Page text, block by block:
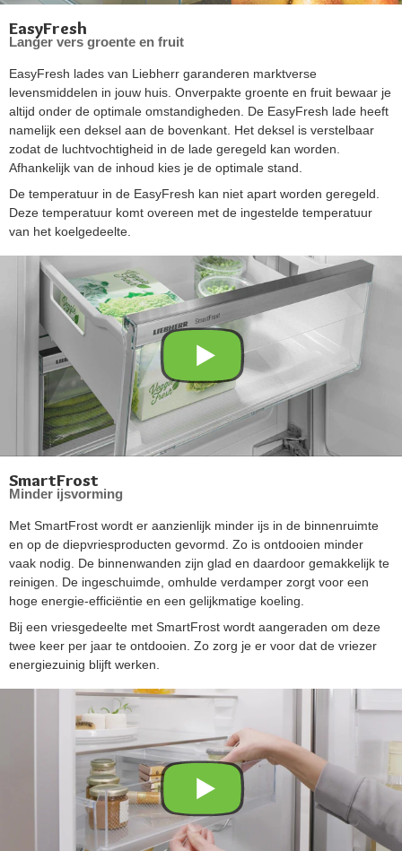
EasyFresh
Langer vers groente en fruit
EasyFresh lades van Liebherr garanderen marktverse
levensmiddelen in jouw huis. Onverpakte groente en fruit bewaar je
altijd onder de optimale omstandigheden. De EasyFresh lade heeft
namelijk een deksel aan de bovenkant. Het deksel is verstelbaar
zodat de luchtvochtigheid in de lade geregeld kan worden.
Afhankelijk van de inhoud kies je de optimale stand.
De temperatuur in de EasyFresh kan niet apart worden geregeld.
Deze temperatuur komt overeen met de ingestelde temperatuur
van het koelgedeelte.
SmartFrost
Minder ijsvorming
Met SmartFrost wordt er aanzienlijk minder ijs in de binnenruimte
en op de diepvriesproducten gevormd. Zo is ontdooien minder
vaak nodig. De binnenwanden zijn glad en daardoor gemakkelijk te
reinigen. De ingeschuimde, omhulde verdamper zorgt voor een
hoge energie-efficiëntie en een gelijkmatige koeling.
Bij een vriesgedeelte met SmartFrost wordt aangeraden om deze
twee keer per jaar te ontdooien. Zo zorg je er voor dat de vriezer
energiezuinig blijft werken.